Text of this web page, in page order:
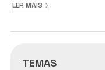
TEMAS
LER MÁIS